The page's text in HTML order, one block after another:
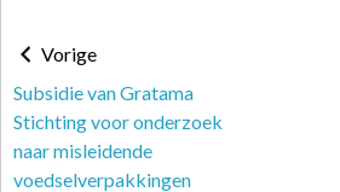
Vorige
Subsidie van Gratama
Stichting voor onderzoek
naar misleidende
voedselverpakkingen